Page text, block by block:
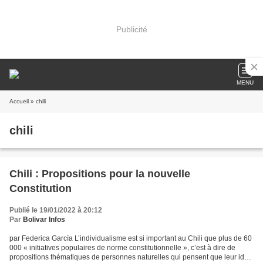
Publicité
MENU
Accueil » chili
chili
Chili : Propositions pour la nouvelle
Constitution
Publié le 19/01/2022 à 20:12
Par Bolivar Infos
par Federica García L’individualisme est si important au Chili que plus de 60
000 « initiatives populaires de norme constitutionnelle », c’est à dire de
propositions thématiques de personnes naturelles qui pensent que leur idée